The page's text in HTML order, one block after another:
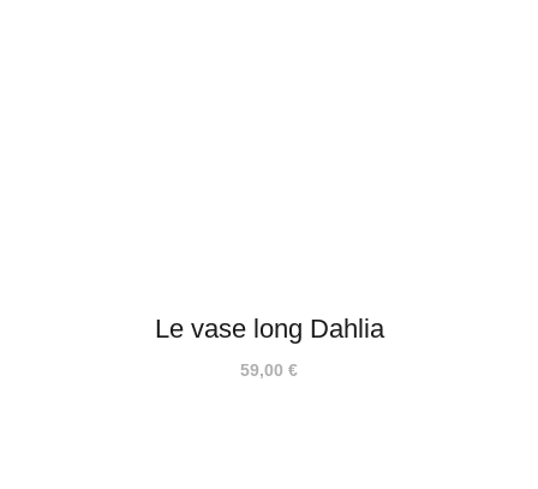
Le vase long Dahlia
59,00 €